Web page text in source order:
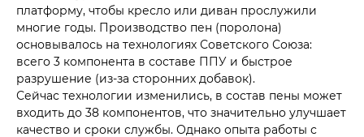
платформу, чтобы кресло или диван прослужили
многие годы. Производство пен (поролона)
основывалось на технологиях Советского Союза:
всего 3 компонента в составе ППУ и быстрое
разрушение (из-за сторонних добавок).
Сейчас технологии изменились, в состав пены может
входить до 38 компонентов, что значительно улучшает
качество и сроки службы. Однако опыта работы с